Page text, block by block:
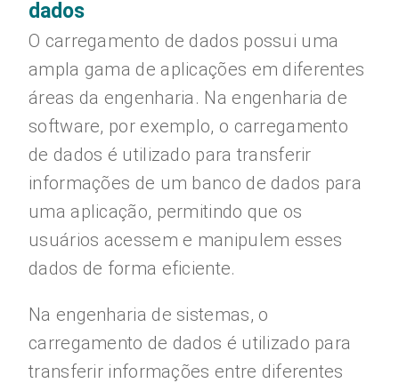
dados
O carregamento de dados possui uma
ampla gama de aplicações em diferentes
áreas da engenharia. Na engenharia de
software, por exemplo, o carregamento
de dados é utilizado para transferir
informações de um banco de dados para
uma aplicação, permitindo que os
usuários acessem e manipulem esses
dados de forma eficiente.
Na engenharia de sistemas, o
carregamento de dados é utilizado para
transferir informações entre diferentes